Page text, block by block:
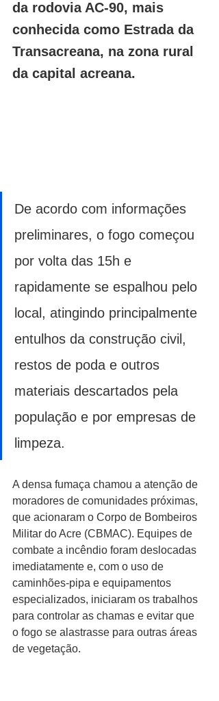
da rodovia AC-90, mais
conhecida como Estrada da
Transacreana, na zona rural
da capital acreana.
De acordo com informações
preliminares, o fogo começou
por volta das 15h e
rapidamente se espalhou pelo
local, atingindo principalmente
entulhos da construção civil,
restos de poda e outros
materiais descartados pela
população e por empresas de
limpeza.
A densa fumaça chamou a atenção de
moradores de comunidades próximas,
que acionaram o Corpo de Bombeiros
Militar do Acre (CBMAC). Equipes de
combate a incêndio foram deslocadas
imediatamente e, com o uso de
caminhões-pipa e equipamentos
especializados, iniciaram os trabalhos
para controlar as chamas e evitar que
o fogo se alastrasse para outras áreas
de vegetação.